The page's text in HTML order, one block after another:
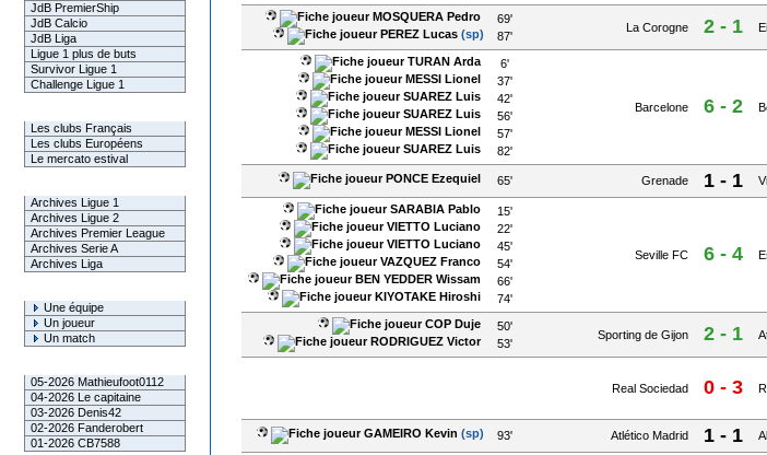
JdB PremierShip
JdB Calcio
JdB Liga
Ligue 1 plus de buts
Survivor Ligue 1
Challenge Ligue 1
Les clubs Français
Les clubs Européens
Le mercato estival
Archives Ligue 1
Archives Ligue 2
Archives Premier League
Archives Serie A
Archives Liga
Une équipe
Un joueur
Un match
05-2026 Mathieufoot0112
04-2026 Le capitaine
03-2026 Denis42
02-2026 Fanderobert
01-2026 CB7588
MOSQUERA Pedro
69'
PEREZ Lucas (sp) 87'
La Corogne 2 - 1
TURAN Arda
6'
MESSI Lionel
37'
SUAREZ Luis
42'
SUAREZ Luis
56'
MESSI Lionel
57'
SUAREZ Luis
82'
Barcelone 6 - 2
PONCE Ezequiel 65' Grenade 1 - 1
SARABIA Pablo
15'
VIETTO Luciano
22'
VIETTO Luciano
45'
VAZQUEZ Franco
54'
BEN YEDDER Wissam
66'
KIYOTAKE Hiroshi
74'
Seville FC 6 - 4
COP Duje
50'
RODRIGUEZ Victor
53'
Sporting de Gijon 2 - 1
Real Sociedad 0 - 3
GAMEIRO Kevin (sp) 93' Atlético Madrid 1 - 1